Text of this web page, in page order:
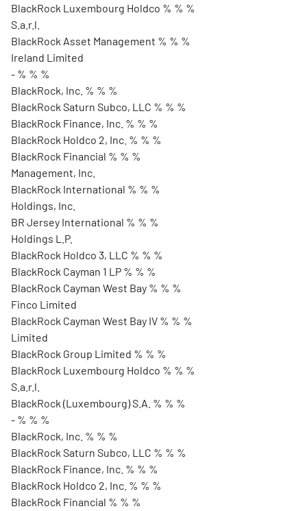
BlackRock Luxembourg Holdco % % %
S.a.r.l.
BlackRock Asset Management % % %
Ireland Limited
- % % %
BlackRock, Inc. % % %
BlackRock Saturn Subco, LLC % % %
BlackRock Finance, Inc. % % %
BlackRock Holdco 2, Inc. % % %
BlackRock Financial % % %
Management, Inc.
BlackRock International % % %
Holdings, Inc.
BR Jersey International % % %
Holdings L.P.
BlackRock Holdco 3, LLC % % %
BlackRock Cayman 1 LP % % %
BlackRock Cayman West Bay % % %
Finco Limited
BlackRock Cayman West Bay IV % % %
Limited
BlackRock Group Limited % % %
BlackRock Luxembourg Holdco % % %
S.a.r.l.
BlackRock (Luxembourg) S.A. % % %
- % % %
BlackRock, Inc. % % %
BlackRock Saturn Subco, LLC % % %
BlackRock Finance, Inc. % % %
BlackRock Holdco 2, Inc. % % %
BlackRock Financial % % %